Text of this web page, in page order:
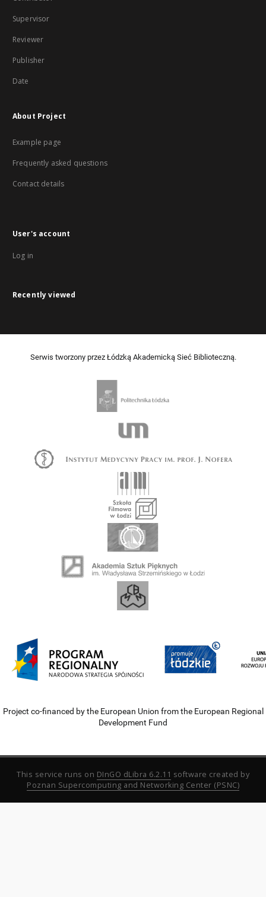
Supervisor
Reviewer
Publisher
Date
About Project
Example page
Frequently asked questions
Contact details
User's account
Log in
Recently viewed
Serwis tworzony przez Łódzką Akademicką Sieć Biblioteczną.
Project co-financed by the European Union from the European Regional
Development Fund
This service runs on DInGO dLibra 6.2.11 software created by
Poznan Supercomputing and Networking Center (PSNC)